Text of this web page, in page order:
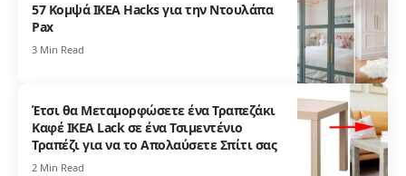
57 Κομψά IKEA Hacks για την Ντουλάπα
Pax
3 Min Read
Έτσι θα Μεταμορφώσετε ένα Τραπεζάκι
Καφέ IKEA Lack σε ένα Τσιμεντένιο
Τραπέζι για να το Απολαύσετε Σπίτι σας
2 Min Read